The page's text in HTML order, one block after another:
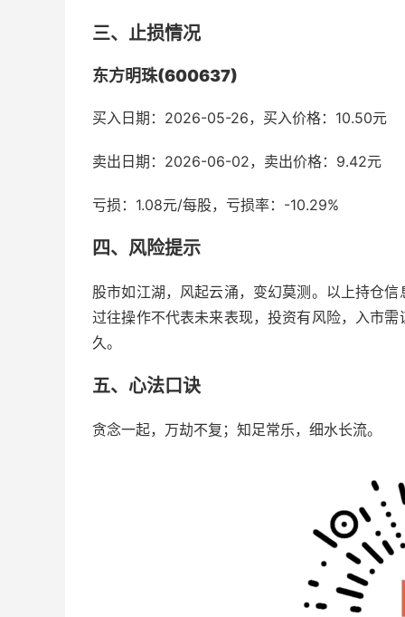
三、止损情况
东方明珠(600637)
买入日期：2026-05-26，买入价格：10.50元
卖出日期：2026-06-02，卖出价格：9.42元
亏损：1.08元/每股，亏损率：-10.29%
四、风险提示
股市如江湖，风起云涌，变幻莫测。以上持仓
过往操作不代表未来表现，投资有风险，入市
久。
五、心法口诀
贪念一起，万劫不复；知足常乐，细水长流。